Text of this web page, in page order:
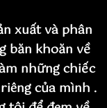
xuất và phân
băn khoăn về
những chiếc
của mình .